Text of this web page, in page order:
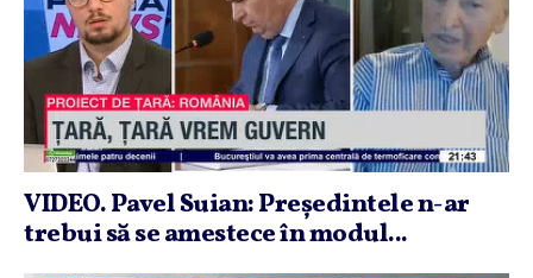
VIDEO. Pavel Suian: Preşedintele n-ar
trebui să se amestece în modul...